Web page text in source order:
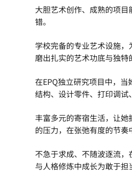
大胆艺术创作、成熟的项
错。
学校完备的专业艺术设施
磨出扎实的艺术功底与独特
在EPQ独立研究项目中，
结构、设计零件、打印调
丰富多元的寄宿生活，让
的压力，在张弛有度的节奏
不急于求成、不随波逐流
与人格修炼中成长为敢于担